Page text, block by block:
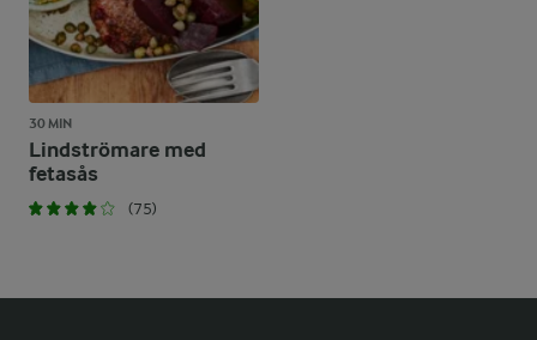
30 MIN
Lindströmare med
fetasås
(75)